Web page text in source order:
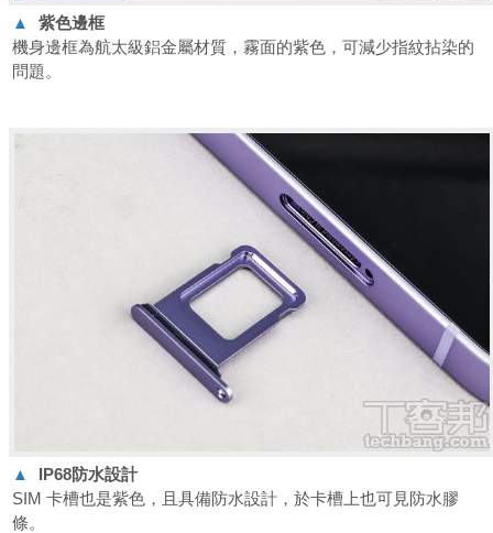
▲
紫色邊框
機身邊框為航太級鋁金屬材質，霧面的紫色，可減少指紋拈染的
問題。
▲ IP68防水設計
SIM 卡槽也是紫色，且具備防水設計，於卡槽上也可見防水膠
條。